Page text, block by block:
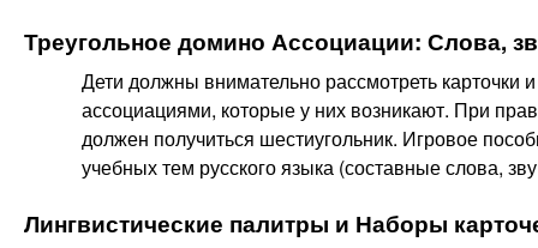
Треугольное домино Ассоциации: Слова,
Дети должны внимательно рассмотреть карточки
ассоциациями, которые у них возникают. При
должен получиться шестиугольник. Игровое
учебных тем русского языка (составные слова,
Лингвистические палитры и Наборы